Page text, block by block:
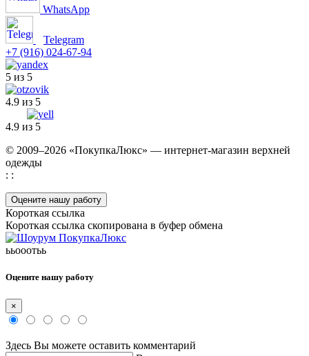
WhatsApp
Telegram
+7 (916) 024-67-94
5 из 5
4.9 из 5
4.9 из 5
© 2009–2026 «ПокупкаЛюкс» — интернет-магазин верхней
одежды
: :
Оцените нашу работу
Короткая ссылка
Короткая ссылка скопирована в буфер обмена
ььооотьь
Оцените нашу работу
×
Здесь Вы можете оставить комментарий